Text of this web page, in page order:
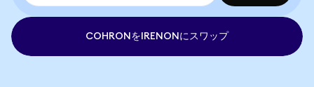
COHRONをIRENONにスワップ